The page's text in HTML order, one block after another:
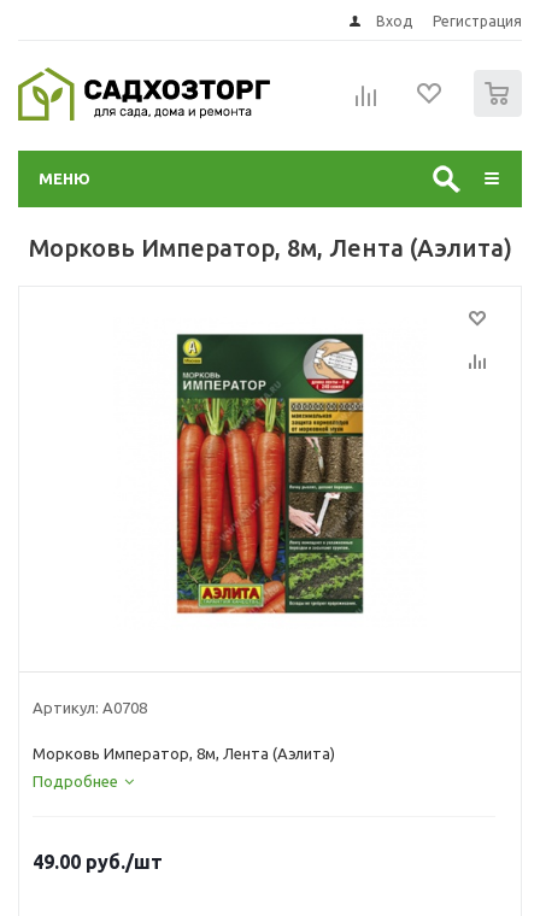
Вход Регистрация
МЕНЮ
Морковь Император, 8м, Лента (Аэлита)
Артикул: А0708
Морковь Император, 8м, Лента (Аэлита)
Подробнее
49.00 руб./шт